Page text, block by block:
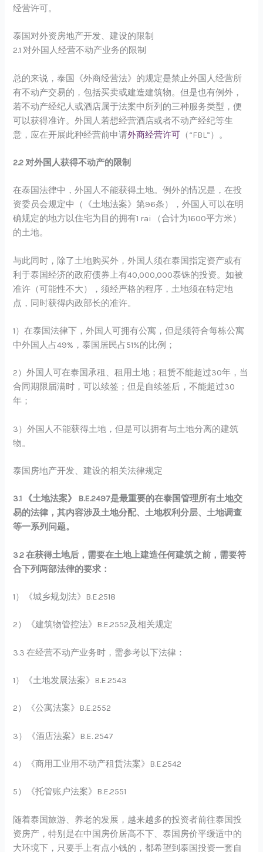
经营许可。
泰国对外资房地产开发、建设的限制
2.1 对外国人经营不动产业务的限制
总的来说，泰国《外商经营法》的规定是禁止外国人经营所
有不动产交易的，包括买卖或建造建筑物。但是也有例外，
若不动产经纪人或酒店属于法案中所列的三种服务类型，便
可以获得准许。外国人若想经营酒店或者不动产经纪等生
意，应在开展此种经营前申请外商经营许可 （“FBL”）。
2.2 对外国人获得不动产的限制
在泰国法律中，外国人不能获得土地。例外的情况是，在投
资委员会规定中（《土地法案》第96条），外国人可以在明
确规定的地方以住宅为目的拥有1 rai （合计为1600平方米）
的土地。
与此同时，除了土地购买外，外国人须在泰国指定资产或有
利于泰国经济的政府债券上有40,000,000泰铢的投资。如被
准许（可能性不大），须经严格的程序，土地须在特定地
点，同时获得内政部长的准许。
1）在泰国法律下，外国人可拥有公寓，但是须符合每栋公寓
中外国人占49%，泰国居民占51%的比例；
2）外国人可在泰国承租、租用土地；租赁不能超过30年，当
合同期限届满时，可以续签；但是自续签后，不能超过30
年；
3）外国人不能获得土地，但是可以拥有与土地分离的建筑
物。
泰国房地产开发、建设的相关法律规定
3.1 《土地法案》 B.E.2497是最重要的在泰国管理所有土地交
易的法律，其内容涉及土地分配、土地权利分层、土地调查
等一系列问题。
3.2 在获得土地后，需要在土地上建造任何建筑之前，需要符
合下列两部法律的要求：
1）《城乡规划法》B.E.2518
2）《建筑物管控法》B.E.2552及相关规定
3.3 在经营不动产业务时，需参考以下法律：
1）《土地发展法案》B.E.2543
2）《公寓法案》B.E.2552
3）《酒店法案》B.E. 2547
4）《商用工业用不动产租赁法案》B.E.2542
5）《托管账户法案》B.E.2551
随着泰国旅游、养老的发展，越来越多的投资者前往泰国投
资房产，特别是在中国房价居高不下、泰国房价平缓适中的
大环境下，只要手上有点小钱的，都希望到泰国投资一套自